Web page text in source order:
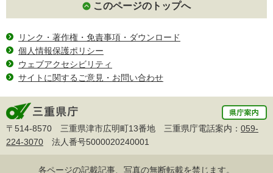
このページのトップへ
リンク・著作権・免責事項・ダウンロード
個人情報保護ポリシー
ウェブアクセシビリティ
サイトに関するご意見・お問い合わせ
〒514-8570 三重県津市広明町13番地 三重県庁電話案内： 059-
224-3070 法人番号5000020240001
各ページの記載記事、写真の無断転載を禁じます。